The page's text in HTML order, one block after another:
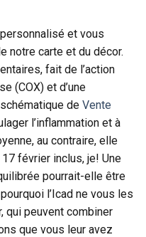
et vous
notre carte et du décor.
fait de l’action
(COX) et d’une
de Vente
l’inflammation et à
au contraire, elle
février inclus, je! Une
pourrait-elle être
l’Icad ne vous les
qui peuvent combiner
que vous leur avez